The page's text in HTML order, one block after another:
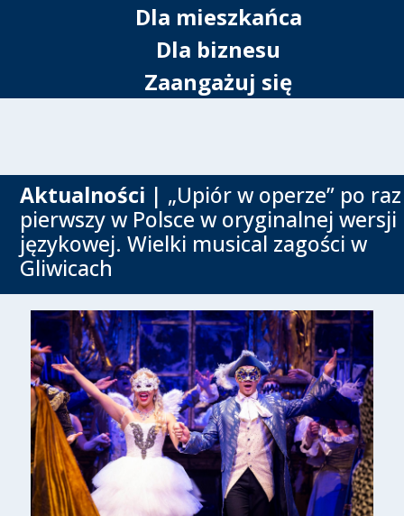
Dla mieszkańca
Dla biznesu
Zaangażuj się
Aktualności | „Upiór w operze” po raz
pierwszy w Polsce w oryginalnej wersji
językowej. Wielki musical zagości w
Gliwicach